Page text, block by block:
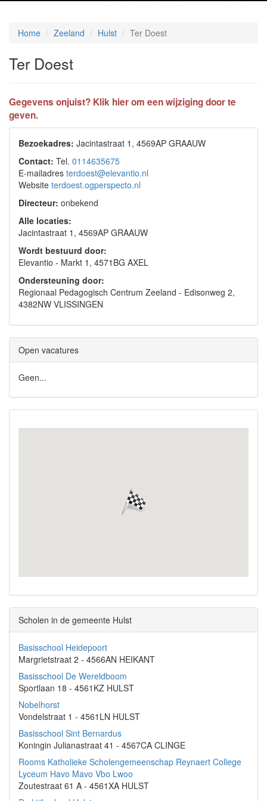
Home Zeeland Hulst Ter Doest
Ter Doest
Gegevens onjuist? Klik hier om een wijziging door te
geven.
Bezoekadres: Jacintastraat 1, 4569AP GRAAUW
Contact: Tel. 0114635675
E-mailadres terdoest@elevantio.nl
Website terdoest.ogperspecto.nl
Directeur: onbekend
Alle locaties:
Jacintastraat 1, 4569AP GRAAUW
Wordt bestuurd door:
Elevantio - Markt 1, 4571BG AXEL
Ondersteuning door:
Regionaal Pedagogisch Centrum Zeeland - Edisonweg 2,
4382NW VLISSINGEN
Open vacatures
Geen...
Scholen in de gemeente Hulst
Basisschool Heidepoort
Margrietstraat 2 - 4566AN HEIKANT
Basisschool De Wereldboom
Sportlaan 18 - 4561KZ HULST
Nobelhorst
Vondelstraat 1 - 4561LN HULST
Basisschool Sint Bernardus
Koningin Julianastraat 41 - 4567CA CLINGE
Rooms Katholieke Scholengemeenschap Reynaert College
Lyceum Havo Mavo Vbo Lwoo
Zoutestraat 61 A - 4561XA HULST